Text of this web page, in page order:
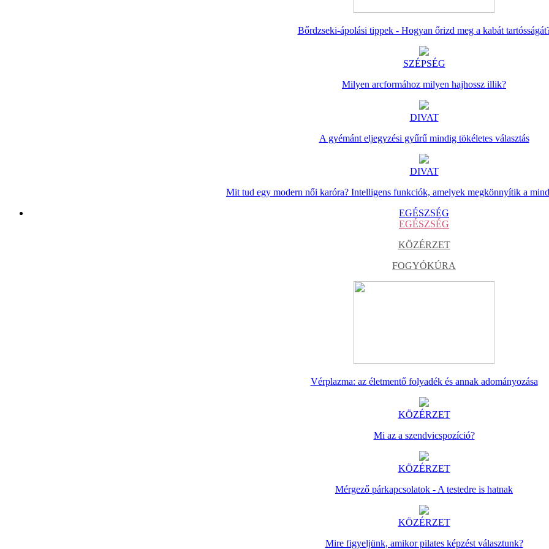
Bőrdzseki-ápolási tippek - Hogyan őrizd meg a kabát
SZÉPSÉG
Milyen arcformához milyen hajhossz illik?
DIVAT
A gyémánt eljegyzési gyűrű mindig tökéletes választás
DIVAT
Mit tud egy modern női karóra? Intelligens funkciók, amelyek megkönnyítik a
EGÉSZSÉG
EGÉSZSÉG
KÖZÉRZET
FOGYÓKÚRA
Vérplazma: az életmentő folyadék és annak adományozása
KÖZÉRZET
Mi az a szendvicspozíció?
KÖZÉRZET
Mérgező párkapcsolatok - A testedre is hatnak
KÖZÉRZET
Mire figyeljünk, amikor pilates képzést választunk?